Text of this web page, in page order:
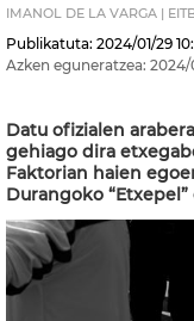
IMANOL DE LA VARGA |
Publikatuta: 2024/01/29
Azken eguneratzea: 2024/
Datu ofizialen
gehiago dira
Faktorian haien
Durangoko